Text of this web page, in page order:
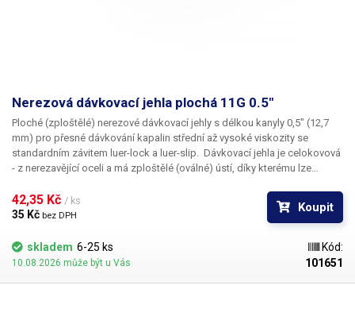
Nerezová dávkovací jehla plochá 11G 0.5"
Ploché (zploštělé) nerezové dávkovací jehly s délkou kanyly 0,5" (12,7
mm) pro přesné dávkování kapalin střední až vysoké viskozity se
standardním závitem luer-lock a luer-slip. Dávkovací jehla je celokovová
- z nerezavějící oceli a má zploštělé (oválné) ústí, díky kterému lze
uvedena v tabulce. Kapilára nerezové jehly je vyrobena z ušlechtilé
rafinované oceli a při její výrobě je kladen důraz na kvalitu povrchu a
leštěn.
42,35 Kč / ks
35 Kč bez DPH
Koupit
skladem 6-25 ks
10.08.2026 může být u Vás
Kód:
101651